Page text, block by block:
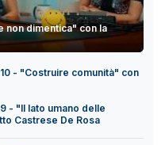
non dimentica" con la
- "Costruire comunità" con
- "Il lato umano delle
Castrese De Rosa